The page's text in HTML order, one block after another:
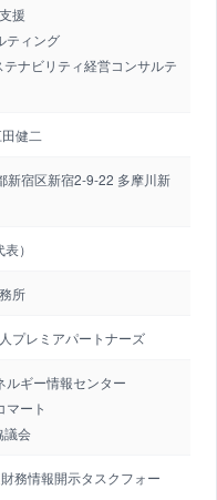
援
ティング
ナビリティ経営コンサルテ
健二
新宿区新宿2-9-22 多摩川新
）
所
プレミアパートナーズ
ルギー情報センター
マート
議会
務情報開示タスクフォー